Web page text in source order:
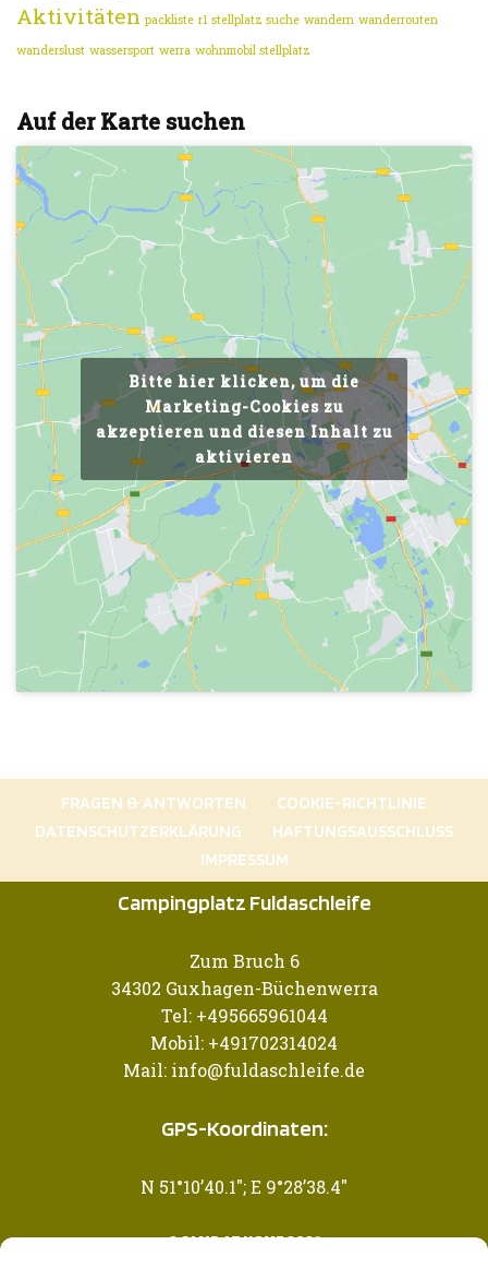
Aktivitäten packliste r1 stellplatz suche wandern wanderrouten
wanderslust wassersport werra wohnmobil stellplatz
Auf der Karte suchen
Bitte hier klicken, um die
Marketing-Cookies zu
akzeptieren und diesen Inhalt zu
aktivieren
FRAGEN & ANTWORTEN
COOKIE-RICHTLINIE
DATENSCHUTZERKLÄRUNG
HAFTUNGSAUSSCHLUSS
IMPRESSUM
Campingplatz Fuldaschleife
Zum Bruch 6
34302 Guxhagen-Büchenwerra
Tel: +495665961044
Mobil: +491702314024
Mail: info@fuldaschleife.de
GPS-Koordinaten:
N 51°10’40.1″; E 9°28’38.4″
© CAMP AT HOME 2021